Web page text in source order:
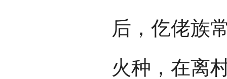
后，仡佬族
火种，在离